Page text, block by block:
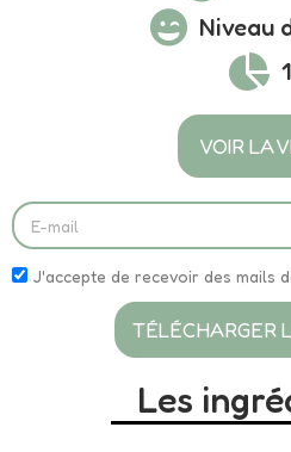
Niveau
VOIR LA
J'accepte de recevoir des mails
TÉLÉCHARGER
Les